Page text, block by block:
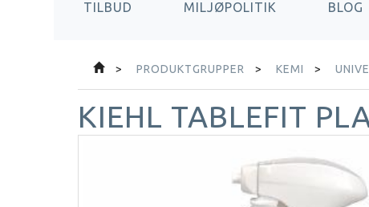
TILBUD MILJØPOLITIK BLOG
PRODUKTGRUPPER KEMI
KIEHL TABLEFIT